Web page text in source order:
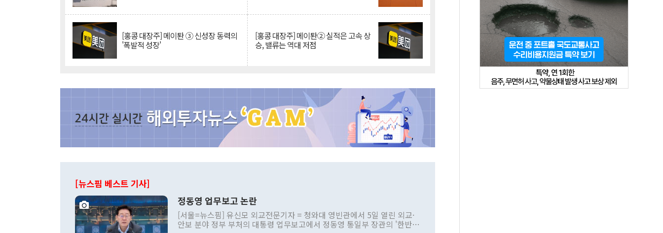
[홍콩 대장주] 메이퇀 ③ 신성장 동력의
'폭발적 성장'
[홍콩 대장주] 메이퇀② 실적은 고속 상
승, 밸류는 역대 저점
[뉴스핌 베스트 기사]
정동영 업무보고 논란
[서울=뉴스핌] 유신모 외교전문기자 = 청와대 영빈관에서 5일 열린 외교·
안보 분야 정부 부처의 대통령 업무보고에서 정동영 통일부 장관의 '한반도